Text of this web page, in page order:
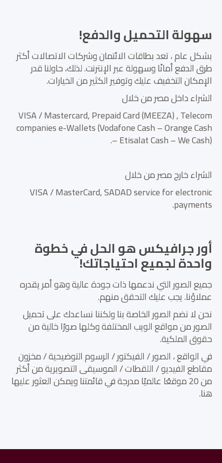
سهولة التحميل والدفع!
بشكل عام ، تعد بطاقات الائتمان وشركات الاتصالات أكثر
طرق الدفع أمانًا وسهولة عبر الإنترنت. لذلك، حاولنا قدر
الإمكان التخفيف عليك وتوفير الكثير من الخيارات.
الشراء داخل مصر من خلال
VISA / Mastercard, Prepaid Card (MEEZA) , Telecom
companies e-Wallets (Vodafone Cash – Orange Cash
– Etisalat Cash – We Cash).
الشراء خارج مصر من خلال
VISA / MasterCard, SADAD service for electronic
payments.
أور جرافيكس هو الحل في خطوة
واحدة لجميع احتياجاتك!
جميع الصور التي ندعمها ذات جودة عالية وهو أمر يقدره
عملاؤنا. يجب عليك التحقق منهم.
نحن لا نضم الصور الخاصة بنا ولكننا نساعدك على تحميل
الصور من مواقع الويب المختلفة وكلها صورًا خالية من
حقوق الملكية.
في الواقع ، الصور / الفيكتور / الرسوم التوضيحية / مخزون
مقاطع الفيديو / اللقطات / الموسيقى التصويرية من أكثر
من 20 موقعًا عالميًا مدرجة في قائمتنا ويمكن العثور عليها
هنا.